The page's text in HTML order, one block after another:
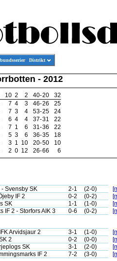
Distrikt
- 2012
10 2 2 40-20
32
7 4 3 46-26
25
7 3 4 53-25
24
6 4 4 37-31
22
7 1 6 31-36
22
5 3 6 36-35
18
3 1 10 20-50
10
2 0 12 26-66 6
- Svensby SK 2-1 (2-0)
IF 2 0-2 (0-2)
SK 1-1 (1-0)
IF 2 - Storfors AIK 3 0-6 (0-2)
Arvidsjaur 2 3-1 (1-0)
2 0-2 (0-0)
SK 3-1 (2-0)
IF 2 7-2 (3-0)